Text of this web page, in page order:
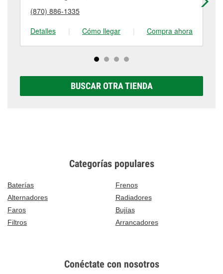
detalles, contáctanos al
en 1508 Highway 67 South, Pocahontas, AR.
tienda #1046 para obtener más información.
(870) 886-1335
Detalles
| Cómo llegar | Compra ahora
BUSCAR OTRA TIENDA
Categorías populares
Baterías
Frenos
Alternadores
Radiadores
Faros
Bujías
Filtros
Arrancadores
Conéctate con nosotros